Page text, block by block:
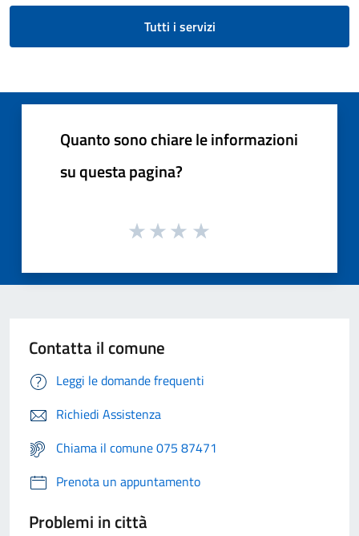
Tutti i servizi
Quanto sono chiare le informazioni
su questa pagina?
Contatta il comune
Leggi le domande frequenti
Richiedi Assistenza
Chiama il comune 075 87471
Prenota un appuntamento
Problemi in città